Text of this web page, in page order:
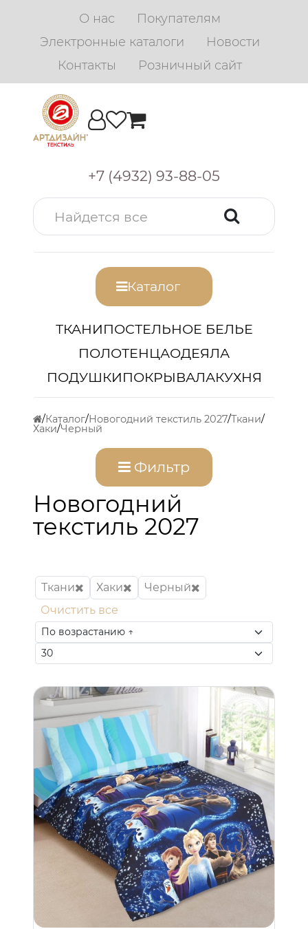
О нас
Покупателям
Электронные каталоги
Новости
Контакты
Розничный сайт
+7 (4932) 93-88-05
Каталог
ТКАНИПОСТЕЛЬНОЕ БЕЛЬЕ
ПОЛОТЕНЦАОДЕЯЛА
ПОДУШКИПОКРЫВАЛАКУХНЯ
Каталог Новогодний текстиль 2027 Ткани
Хаки Черный
Фильтр
Новогодний
текстиль 2027
Ткани Хаки
Черный
Очистить все